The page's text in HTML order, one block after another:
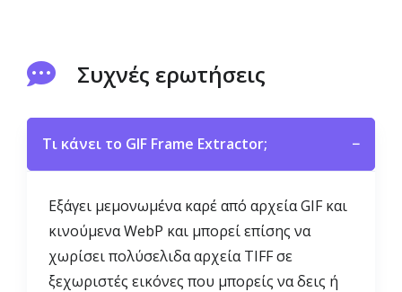
Συχνές ερωτήσεις
Τι κάνει το GIF Frame Extractor; −
Εξάγει μεμονωμένα καρέ από αρχεία GIF και
κινούμενα WebP και μπορεί επίσης να
χωρίσει πολύσελιδα αρχεία TIFF σε
ξεχωριστές εικόνες που μπορείς να δεις ή